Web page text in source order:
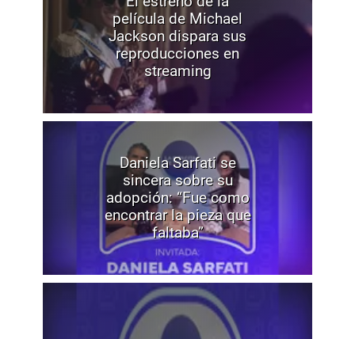
película de Michael
Jackson dispara sus
reproducciones en
streaming
Daniela Sarfati se
sincera sobre su
adopción: “Fue como
encontrar la pieza que
faltaba”